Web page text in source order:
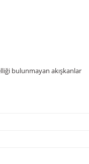
bulunmayan akışkanlar